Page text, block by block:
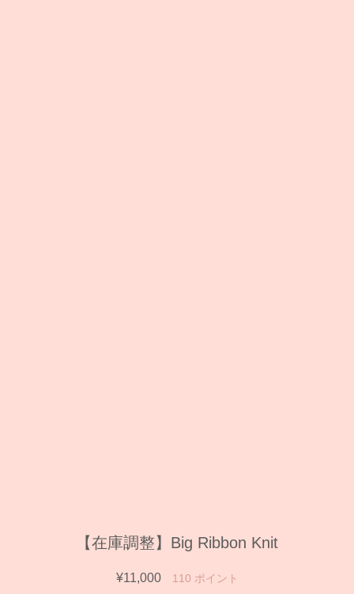
【在庫調整】Big Ribbon Knit
¥11,000 110 ポイント